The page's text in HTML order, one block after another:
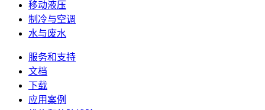
移动液压
制冷与空调
水与废水
服务和支持
文档
下载
应用案例